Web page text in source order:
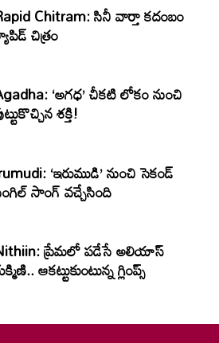
Chitram: సినీ వార్తా కదంబం
చిత్రం
‘అగధ’ చీకటి లోకం నుంచి
శక్తి!
‘ఇరుముడి’ నుంచి సెకండ్
సాంగ్ వచ్చేసింది
ప్రేమలో పడేసే అలియాస్
రుక్మిణి.. ఆకట్టుకుంటున్న గ్లింప్స్‌